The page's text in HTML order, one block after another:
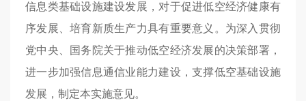
信息类基础设施建设发展，对于促进低空经济健康有
序发展、培育新质生产力具有重要意义。为深入贯彻
党中央、国务院关于推动低空经济发展的决策部署，
进一步加强信息通信业能力建设，支撑低空基础设施
发展，制定本实施意见。